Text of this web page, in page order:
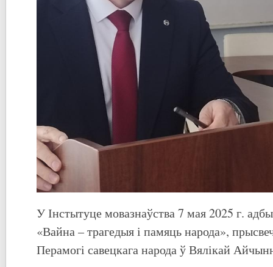
У Інстытуце мовазнаўства 7 мая 2025 г.
«Вайна – трагедыя і памяць народа»,
Перамогі савецкага народа ў Вялікай